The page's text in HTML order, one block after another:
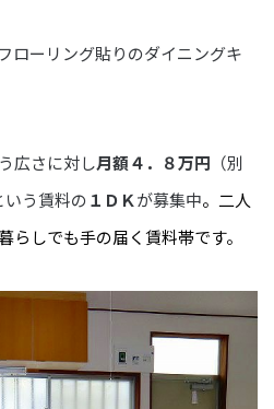
ローリング貼りのダイニングキ
広さに対し月額４．８万円 （別
う賃料の１ＤＫが募集中。二人
らしでも手の届く賃料帯です。